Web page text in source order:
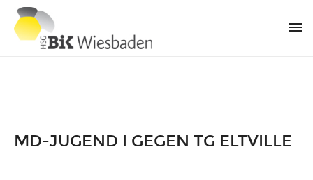
MD-JUGEND I GEGEN TG ELTVILLE